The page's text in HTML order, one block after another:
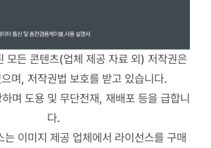
모든 콘텐츠(업체 제공 자료 외) 저작권은
며, 저작권법 보호를 받고 있습니다.
며 도용 및 무단전재, 재배포 등을 급합니
다.
는 이미지 제공 업체에서 라이선스를 구매